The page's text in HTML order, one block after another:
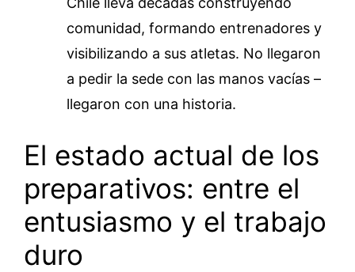
comunidad, formando entrenadores y
visibilizando a sus atletas. No llegaron
a pedir la sede con las manos vacías –
llegaron con una historia.
El estado actual de los
preparativos: entre el
entusiasmo y el trabajo
duro